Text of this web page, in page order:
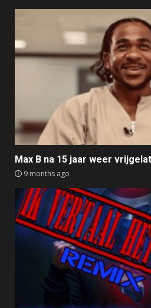
Max B na 15 jaar weer
9 months ago